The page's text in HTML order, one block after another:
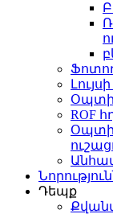
ROF
Դեպք